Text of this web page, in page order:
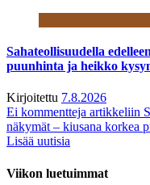
Sahateollisuudella
puunhinta ja heikko
Kirjoitettu 7.8.2026
Ei kommentteja artikkeliin
näkymät – kiusana korkea
Lisää uutisia
Viikon luetuimmat